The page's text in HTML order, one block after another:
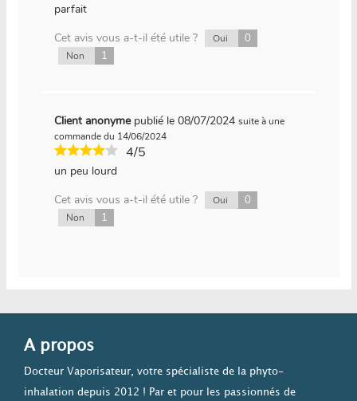
parfait
Cet avis vous a-t-il été utile ?
Oui 0
Non 1
Client anonyme publié le 08/07/2024 suite à une
commande du 14/06/2024
4/5
un peu lourd
Cet avis vous a-t-il été utile ?
Oui 0
Non 1
A propos
Docteur Vaporisateur, votre spécialiste de la phyto-
inhalation depuis 2012 ! Par et pour les passionnés de